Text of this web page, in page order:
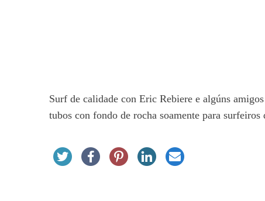
Surf de calidade con Eric Rebiere e algúns
tubos con fondo de rocha soamente para